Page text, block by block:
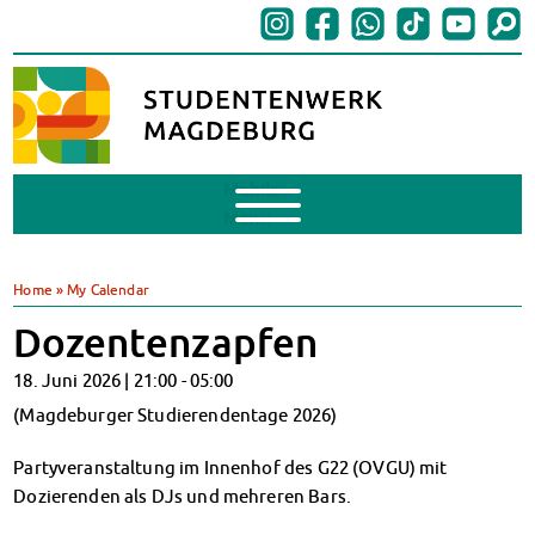
Mobile
Menu
BAföG beantragen
BAföG-FAQs
Dokumente
BAföG-Sprechstunden
AnsprechpartnerInnen
Mensen & Cafeterien
Heute in unseren Mensen
Home »My Calendar
Dozentenzapfen
18. Juni 2026 | 21:00 -05:00
(Magdeburger Studierendentage 2026)
Partyveranstaltung im Innenhof des G22 (OVGU) mit
Dozierenden als DJs und mehreren Bars.